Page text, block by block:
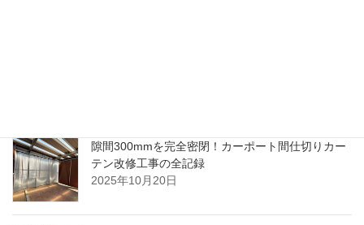
隙間300mmを完全密閉！カーポート間仕切りカー
テン改修工事の全記録
2025年10月20日